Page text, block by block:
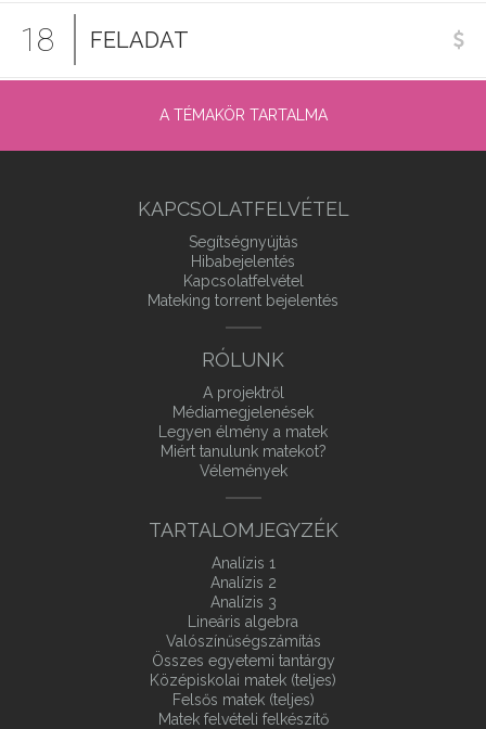
18 FELADAT
A TÉMAKÖR TARTALMA
KAPCSOLATFELVÉTEL
Segítségnyújtás
Hibabejelentés
Kapcsolatfelvétel
Mateking torrent bejelentés
RÓLUNK
A projektről
Médiamegjelenések
Legyen élmény a matek
Miért tanulunk matekot?
Vélemények
TARTALOMJEGYZÉK
Analízis 1
Analízis 2
Analízis 3
Lineáris algebra
Valószínűségszámítás
Összes egyetemi tantárgy
Középiskolai matek (teljes)
Felsős matek (teljes)
Matek felvételi felkészítő